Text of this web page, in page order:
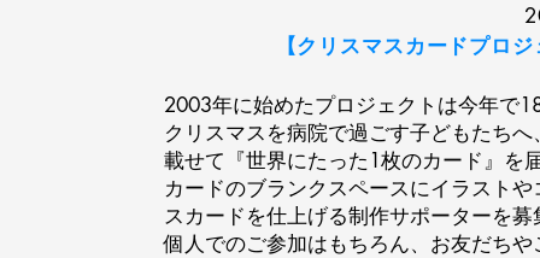
【クリスマスカードプロ
2003年に始めたプロジェクトは今年で
クリスマスを病院で過ごす子どもたち
載せて『世界にたった1枚のカード』を
カードのブランクスペースにイラスト
スカードを仕上げる制作サポーターを募
個人でのご参加はもちろん、お友だち